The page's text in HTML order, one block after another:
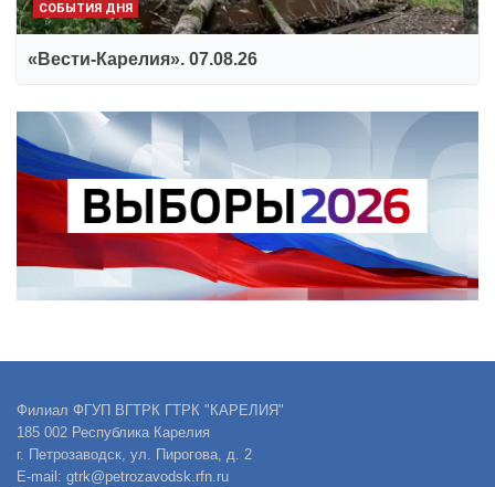
СОБЫТИЯ ДНЯ
«Вести-Карелия». 07.08.26
Филиал ФГУП ВГТРК ГТРК "КАРЕЛИЯ"
185 002 Республика Карелия
г. Петрозаводск, ул. Пирогова, д. 2
E-mail: gtrk@petrozavodsk.rfn.ru